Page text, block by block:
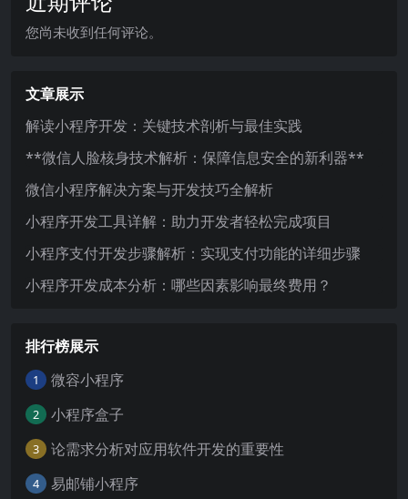
您尚未收到任何评论。
文章展示
解读小程序开发：关键技术剖析与最佳实践
**微信人脸核身技术解析：保障信息安全的新利器**
微信小程序解决方案与开发技巧全解析
小程序开发工具详解：助力开发者轻松完成项目
小程序支付开发步骤解析：实现支付功能的详细步骤
小程序开发成本分析：哪些因素影响最终费用？
排行榜展示
1 微容小程序
2 小程序盒子
3 论需求分析对应用软件开发的重要性
4 易邮铺小程序